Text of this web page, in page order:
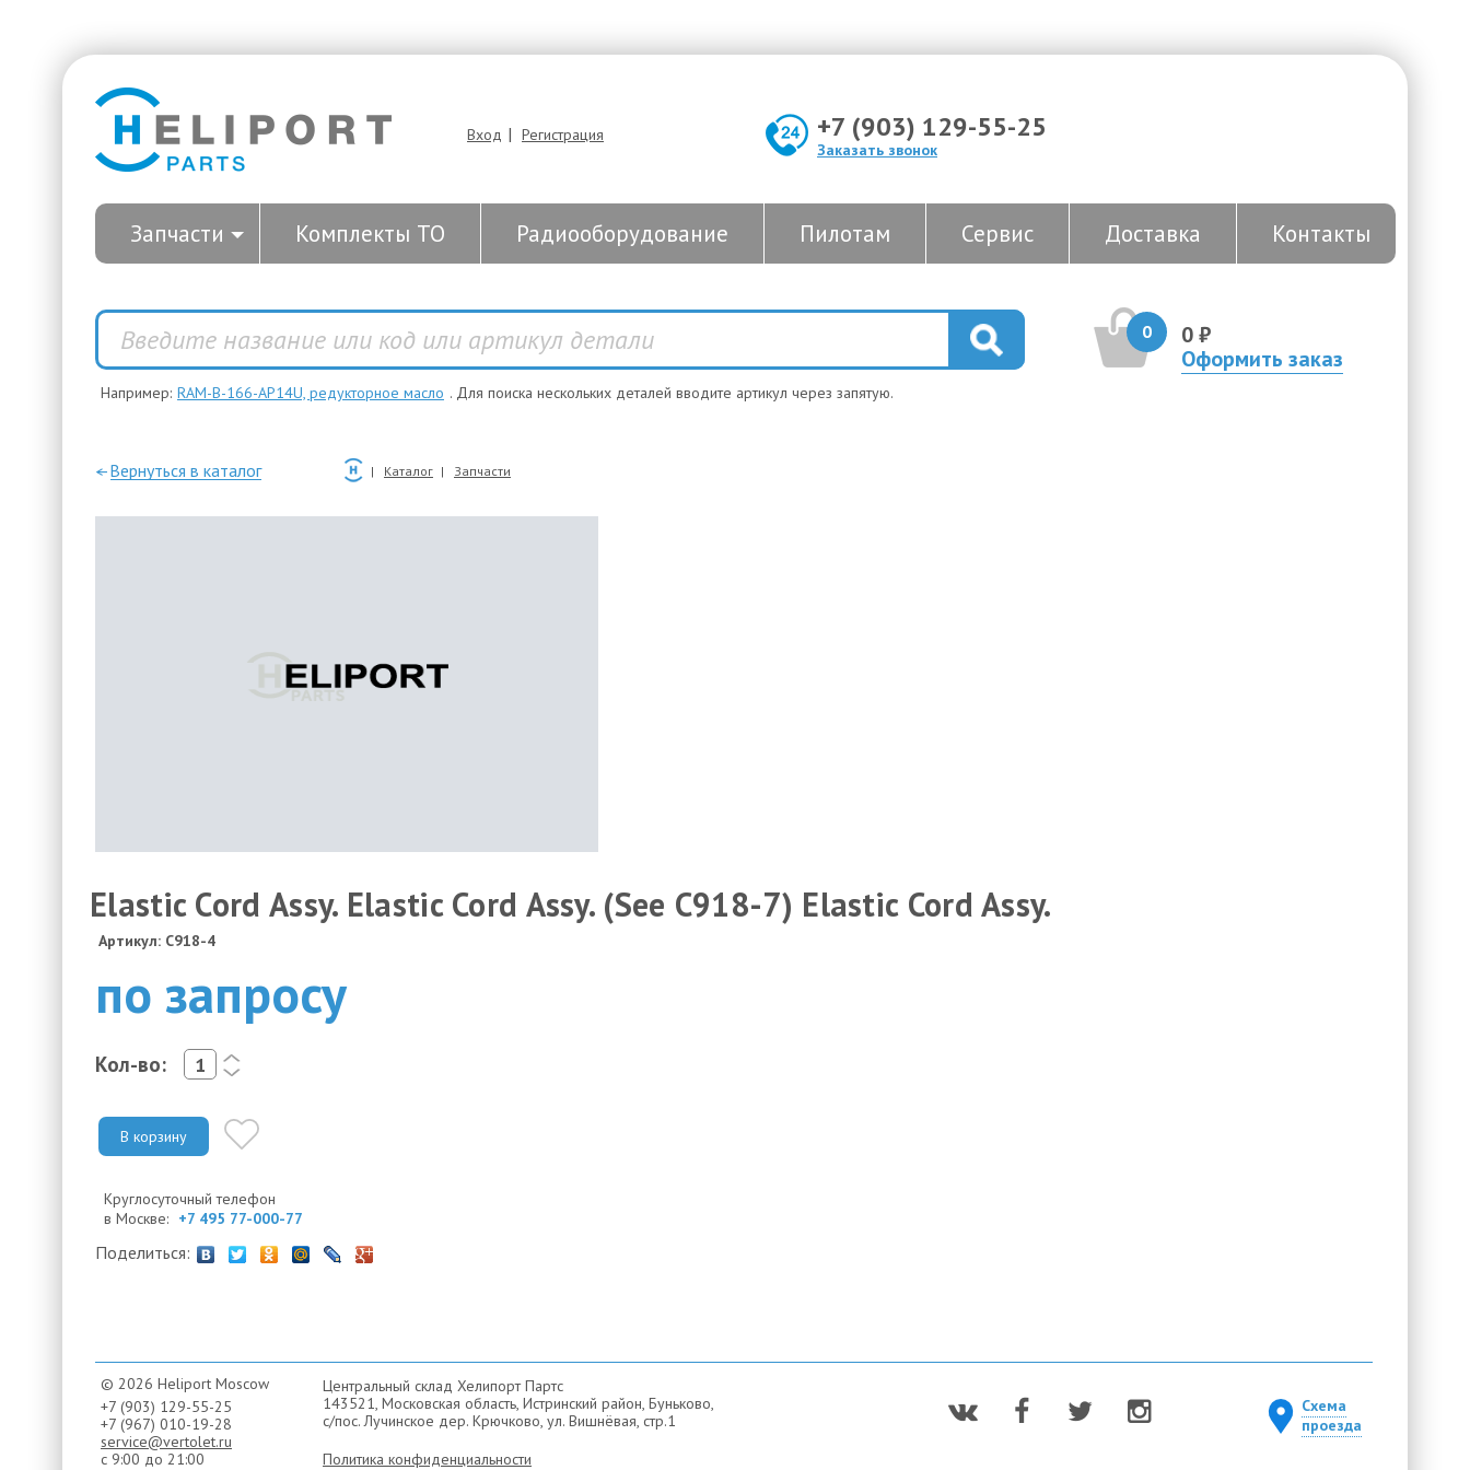
Вход | Регистрация +7 (903) 129-55-25
Заказать звонок
Запчасти Комплекты ТО Радиооборудование Пилотам Сервис Доставка Контакты
0
0 ₽
Оформить заказ
Например: RAM-B-166-AP14U, редукторное масло . Для поиска нескольких деталей вводите артикул через запятую.
—Вернуться в каталог Каталог Запчасти
Elastic Cord Assy. Elastic Cord Assy. (See C918-7) Elastic Cord Assy.
Артикул: C918-4
по запросу
Кол-во:
<
>
В корзину
Круглосуточный телефон
в Москве: +7 495 77-000-77
Поделиться:
© 2026 Heliport Moscow
+7 (903) 129-55-25
+7 (967) 010-19-28
service@vertolet.ru
с 9:00 до 21:00
Центральный склад Хелипорт Партс
143521, Московская область, Истринский район, Буньково,
с/пос. Лучинское дер. Крючково, ул. Вишнёвая, стр.1
Политика конфиденциальности
Схема
проезда